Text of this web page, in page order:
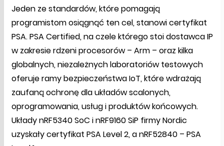
Jeden ze standardów, które pomagają
programistom osiągnąć ten cel, stanowi certyfikat
PSA. PSA Certified, na czele którego stoi dostawca IP
w zakresie rdzeni procesorów – Arm – oraz kilka
globalnych, niezależnych laboratoriów testowych
oferuje ramy bezpieczeństwa IoT, które wdrażają
zaufaną ochronę dla układów scalonych,
oprogramowania, usług i produktów końcowych.
Układy nRF5340 SoC i nRF9160 SiP firmy Nordic
uzyskały certyfikat PSA Level 2, a nRF52840 – PSA